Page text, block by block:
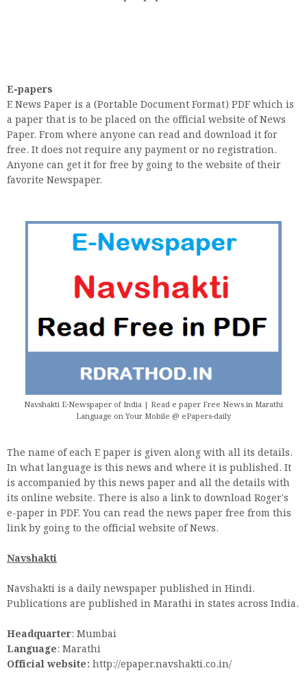
E-papers
E News Paper is a (Portable Document Format) PDF which is
a paper that is to be placed on the official website of News
Paper. From where anyone can read and download it for
free. It does not require any payment or no registration.
Anyone can get it for free by going to the website of their
favorite Newspaper.
Navshakti E-Newspaper of India | Read e paper Free News in Marathi
Language on Your Mobile @ ePapers-daily
The name of each E paper is given along with all its details.
In what language is this news and where it is published. It
is accompanied by this news paper and all the details with
its online website. There is also a link to download Roger's
e-paper in PDF. You can read the news paper free from this
link by going to the official website of News.
Navshakti
Navshakti is a daily newspaper published in Hindi.
Publications are published in Marathi in states across India.
Headquarter: Mumbai
Language: Marathi
Official website: http://epaper.navshakti.co.in/